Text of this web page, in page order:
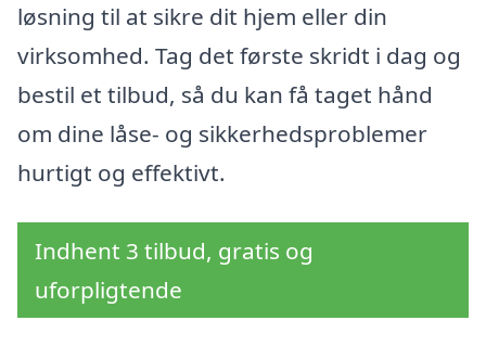
løsning til at sikre dit hjem eller din
virksomhed. Tag det første skridt i dag og
bestil et tilbud, så du kan få taget hånd
om dine låse- og sikkerhedsproblemer
hurtigt og effektivt.
Indhent 3 tilbud, gratis og
uforpligtende